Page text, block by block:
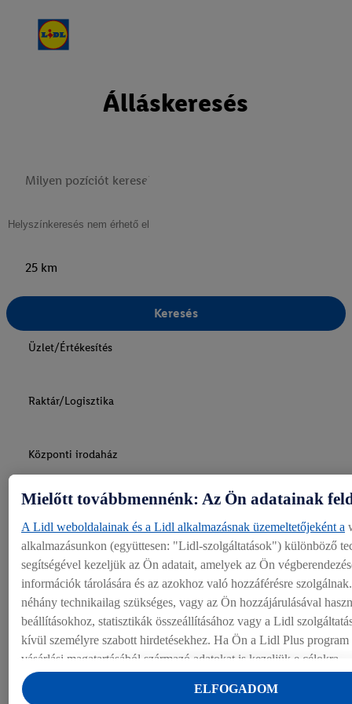
Álláskeresés
25 km
Keresés
Üzlet/Értékesítés
Raktár/Logisztika
Központi irodaház
Pályakezdők
Lidl mint munkáltató
Kapcsolat
Mielőtt továbbmennénk: Az Ön adatainak
A Lidl weboldalainak és a Lidl alkalmazásnak üzemeltetőjeként a
alkalmazásunkon (együttesen: "Lidl-szolgáltatások") különböző
segítségével kezeljük az Ön adatait, amelyek az Ön
információk tárolására és az azokhoz való hozzáférésre
néhány technikailag szükséges, vagy az Ön hozzájárulásával
beállításokhoz, statisztikák összeállításához vagy a Lidl
kívül személyre szabott hirdetésekhez. Ha Ön a Lidl Plus
vásárlási magatartásából származó adatokat is kezeljük e célokra.
A "Sütik beállítása" alatt engedélyezheti az egyéni célokat, és
talál az adatkezeléssel kapcsolatban.
ELFOGADOM